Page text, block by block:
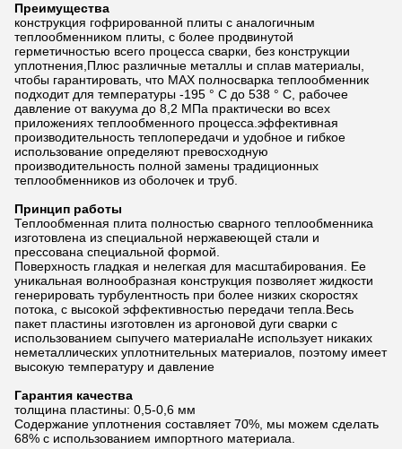
Преимущества
конструкция гофрированной плиты с аналогичным
теплообменником плиты, с более продвинутой
герметичностью всего процесса сварки, без конструкции
уплотнения,Плюс различные металлы и сплав материалы,
чтобы гарантировать, что MAX полносварка теплообменник
подходит для температуры -195 ° C до 538 ° C, рабочее
давление от вакуума до 8,2 МПа практически во всех
приложениях теплообменного процесса.эффективная
производительность теплопередачи и удобное и гибкое
использование определяют превосходную
производительность полной замены традиционных
теплообменников из оболочек и труб.
Принцип работы
Теплообменная плита полностью сварного теплообменника
изготовлена из специальной нержавеющей стали и
прессована специальной формой.
Поверхность гладкая и нелегкая для масштабирования. Ее
уникальная волнообразная конструкция позволяет жидкости
генерировать турбулентность при более низких скоростях
потока, с высокой эффективностью передачи тепла.Весь
пакет пластины изготовлен из аргоновой дуги сварки с
использованием сыпучего материалаНе использует никаких
неметаллических уплотнительных материалов, поэтому имеет
высокую температуру и давление
Гарантия качества
толщина пластины: 0,5-0,6 мм
Содержание уплотнения составляет 70%, мы можем сделать
68% с использованием импортного материала.